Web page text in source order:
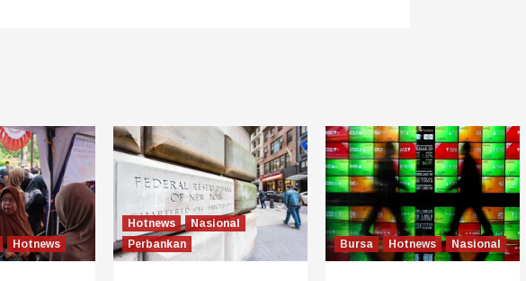
Hotnews
Hotnews
Nasional
Perbankan
Bursa Hotnews Nasional